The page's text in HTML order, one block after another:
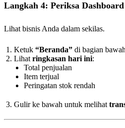
Langkah 4: Periksa
Lihat bisnis Anda dalam sekilas.
Ketuk “Beranda” di bagian
Lihatringkasan hari ini:
Total penjualan
Item terjual
Peringatan stok rendah
Gulir ke bawah untuk melihat